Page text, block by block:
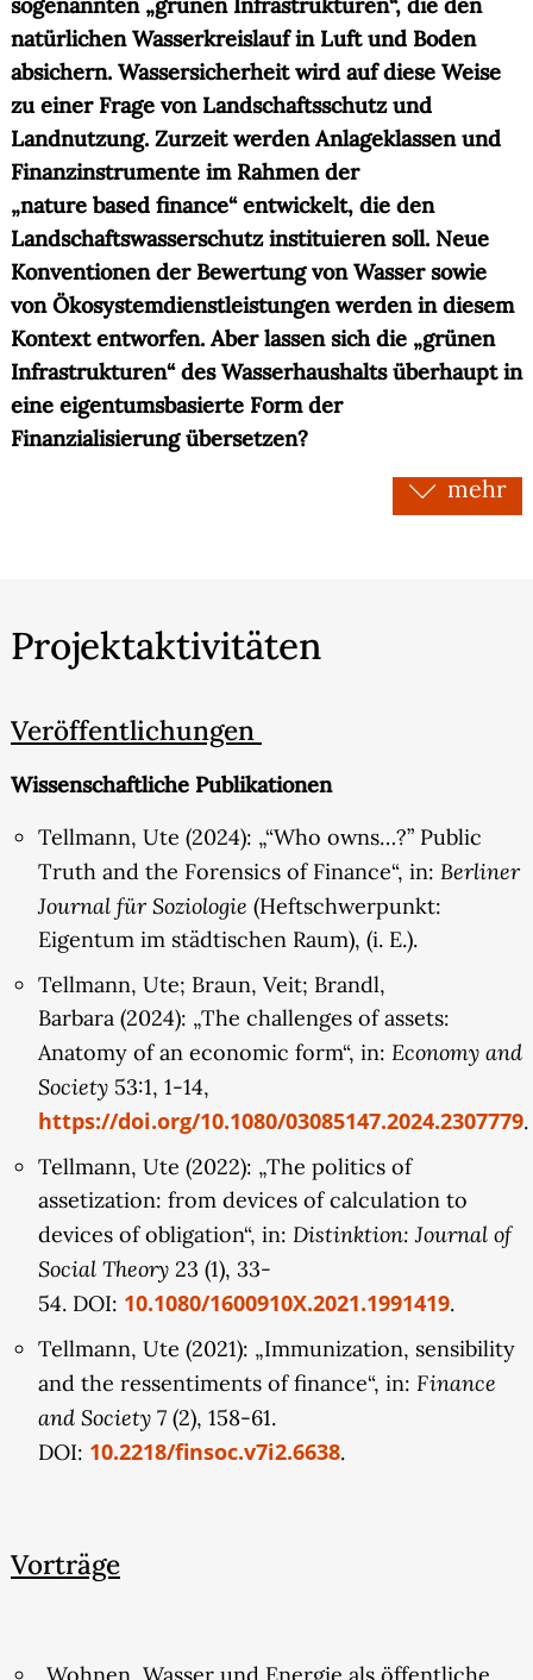
natürlichen Wasserkreislauf in Luft und Boden
absichern. Wassersicherheit wird auf diese Weise
zu einer Frage von Landschaftsschutz und
Landnutzung. Zurzeit werden Anlageklassen und
Finanzinstrumente im Rahmen der
„nature based finance“ entwickelt, die den
Landschaftswasserschutz instituieren soll. Neue
Konventionen der Bewertung von Wasser sowie
von Ökosystemdienstleistungen werden in diesem
Kontext entworfen. Aber lassen sich die „grünen
Infrastrukturen“ des Wasserhaushalts überhaupt in
eine eigentumsbasierte Form der
Finanzialisierung übersetzen?
Das Teilprojekt untersucht die Finanzialisierung
Verkettungen umstritten und unsicher ist.
Basierend auf den Ergebnissen der ersten
„frontier of financialization“ als
ersten Förderphase konnten wir zeigen, dass die
Finanzialisierung des Wohnraums auf der
Intensivierung einer Dimension des Eigentums,
seiner Vermögensform, beruht. Für diesen Prozess
ist eine Politik der selektiven und
hierarchisierenden Absicherung von Werten,
Verbindlichkeiten, sowie Zukunftsrisiken
entscheidend. Können wir auch im Fall der
Wassersicherheit eine politisch etablierte,
selektive Sicherung von finanziellen
Eigentumstiteln an Ökosystemdienstleistungen
erkennen? Oder wird Eigentum an Land und an
Wasserrechten im Blick auf ökologische
Bedingungen sensibilisiert und in der Folge
politisch neu ausgelegt?
Das Teilprojekt widmet sich Europa als einem
politisch-ökologischen Raum der Wassersicherheit
und gliedert sich in drei Arbeitsvorhaben: Im
ersten Arbeitspaket wird mittels der Methoden
der Diskursanalyse und qualitativer Expert:innen-
europäischer Regulation erforscht. Das zweite
Arbeitspaket untersucht mittels einer „multi-
mehr
Projektaktivitäten
Veröffentlichungen
Wissenschaftliche Publikationen
Tellmann, Ute (2024): „“Who owns…?” Public
Truth and the Forensics of Finance“, in: Berliner
Journal für Soziologie (Heftschwerpunkt:
Eigentum im städtischen Raum), (i. E.).
Tellmann, Ute; Braun, Veit; Brandl,
Barbara (2024): „The challenges of assets:
Anatomy of an economic form“, in: Economy and
Society53:1, 1-14,
https://doi.org/10.1080/03085147.2024.2307779.
Tellmann, Ute (2022): „The politics of
assetization: from devices of calculation to
devices of obligation“, in: Distinktion: Journal of
Social Theory23 (1), 33-
54. DOI: 10.1080/1600910X.2021.1991419.
Tellmann, Ute (2021): „Immunization, sensibility
and the ressentiments of finance“, in: Finance
and Society7 (2), 158-61.
DOI: 10.2218/finsoc.v7i2.6638.
Vorträge
„Wohnen, Wasser und Energie als öffentliche